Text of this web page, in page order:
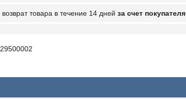
возврат товара в течение 14 дней за счет покупателя